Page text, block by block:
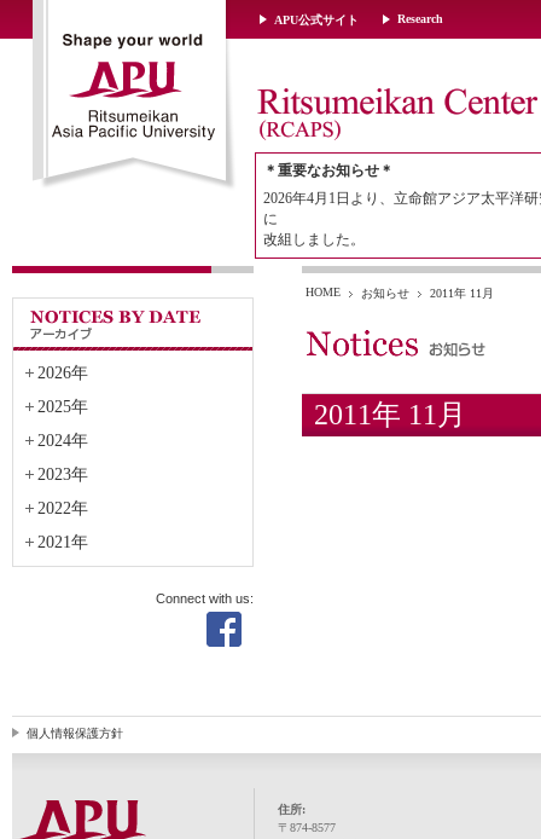
APU公式サイト Research
＊重要なお知らせ＊
2026年4月1日より、立命館アジア太平洋
に
改組しました。
HOME お知らせ 2011年 11月
2011年 11月
2026年
2025年
2024年
2023年
2022年
2021年
Connect with us:
個人情報保護方針
住所:
〒874-8577